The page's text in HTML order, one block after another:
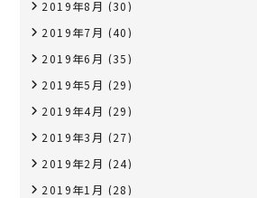
2019年8月 (30)
2019年7月 (40)
2019年6月 (35)
2019年5月 (29)
2019年4月 (29)
2019年3月 (27)
2019年2月 (24)
2019年1月 (28)